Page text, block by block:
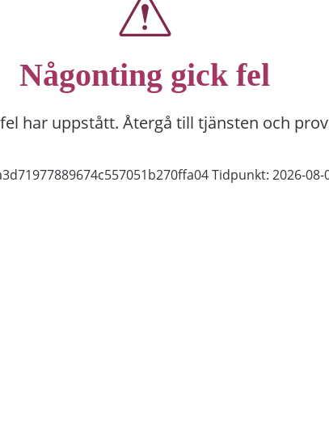
Någonting gick fel
har uppstått. Återgå till tjänsten och
Tidpunkt: 2026-08-